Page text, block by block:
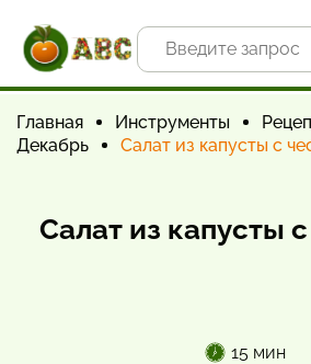
Главная Инструменты
Декабрь
Салат из капусты с
Салат из капусты
15 мин